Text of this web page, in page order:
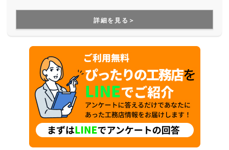
住まいづくりを実現してくれます。自然素材を出来る限り多
く使用することで、シックハウス症候群の危険性を下げるな
ど、健康なお家づくりをしています。不動産部があるので、
土地探しもしっかりサポートしてくれます。
詳細を見る＞